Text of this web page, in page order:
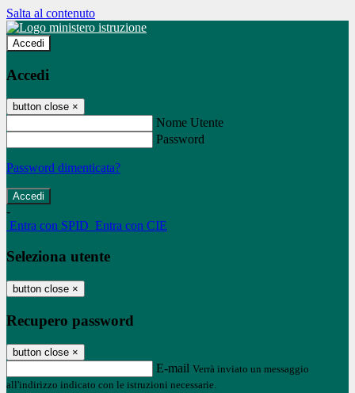
Salta al contenuto
Accedi
Accedi
button close ×
Nome Utente
Password
Password dimenticata?
-
Entra con SPID Entra con CIE
Seleziona utente
button close ×
Recupero password
button close ×
E-mail Verrà inviato un messaggio
all'indirizzo indicato con le istruzioni necessarie.